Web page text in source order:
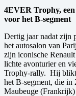
4EVER Trophy,
voor het B-segment
Dertig jaar nadat zijn
het autosalon van
zijn iconische
lichte avonturier en
Trophy-rally. Hij blikt
het B-segment, die in
Maubeuge